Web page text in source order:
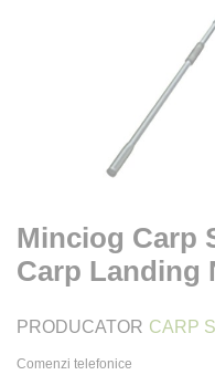
Minciog Carp
Carp Landing
PRODUCATOR CARP
Comenzi telefonice